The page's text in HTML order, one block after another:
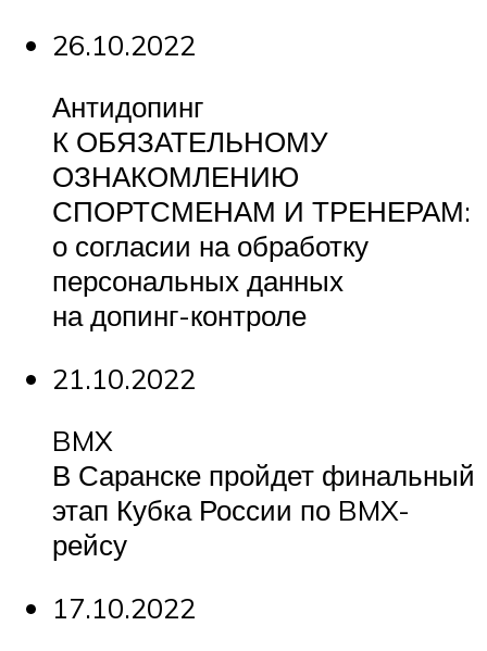
26.10.2022
Антидопинг
К ОБЯЗАТЕЛЬНОМУ
ОЗНАКОМЛЕНИЮ
СПОРТСМЕНАМ И ТРЕНЕРАМ:
о согласии на обработку
персональных данных
на допинг-контроле
21.10.2022
BMX
В Саранске пройдет финальный
этап Кубка России по BMX-
рейсу
17.10.2022